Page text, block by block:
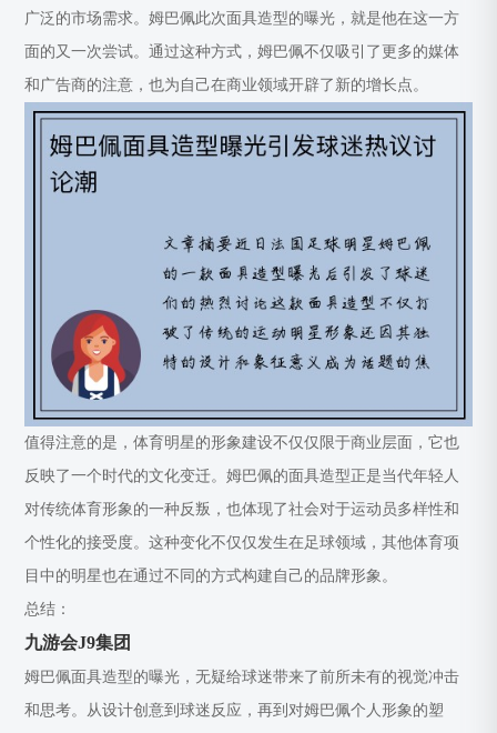
广泛的市场需求。姆巴佩此次面具造型的曝光，就是他在这一方
面的又一次尝试。通过这种方式，姆巴佩不仅吸引了更多的媒体
和广告商的注意，也为自己在商业领域开辟了新的增长点。
值得注意的是，体育明星的形象建设不仅仅限于商业层面，它也
反映了一个时代的文化变迁。姆巴佩的面具造型正是当代年轻人
对传统体育形象的一种反叛，也体现了社会对于运动员多样性和
个性化的接受度。这种变化不仅仅发生在足球领域，其他体育项
目中的明星也在通过不同的方式构建自己的品牌形象。
总结：
九游会J9集团
姆巴佩面具造型的曝光，无疑给球迷带来了前所未有的视觉冲击
和思考。从设计创意到球迷反应，再到对姆巴佩个人形象的塑